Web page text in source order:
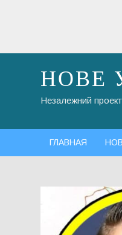
НОВЕ
Незалежний проект
ГЛАВНАЯ